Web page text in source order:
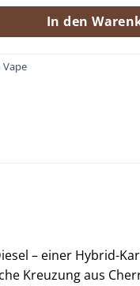
In den
Vape
– einer Hybrid-
Kreuzung aus